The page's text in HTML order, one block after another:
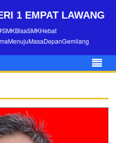
1 EMPAT LAWANG